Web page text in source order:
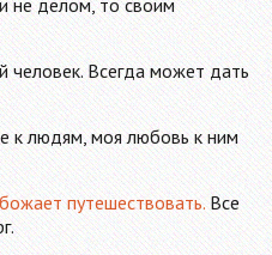
не делом, то своим
человек. Всегда может дать
к людям, моя любовь к ним
путешествовать.Все